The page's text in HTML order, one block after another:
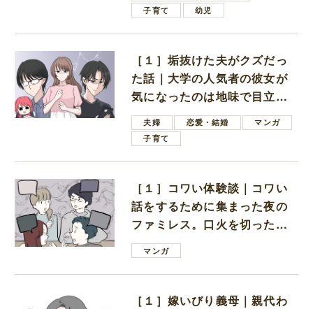
子育て
幼児
［１］垢抜けた夫がクズだっ
た話｜大学の人気者の彼女が
気になったのは地味で目立た
ない男子学生
夫婦 恋愛・結婚
マンガ
子育て
［１］コワい体験談｜コワい
話をするために集まった夜の
ファミレス。口火を切ったの
は電車好きの男の子ママ
マンガ
［１］嫁いびり義母｜親代わ